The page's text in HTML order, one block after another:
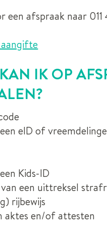
afspraak naar 011
IK OP
eID of
Kids-ID
een uittreksel
rijbewijs
aktes en/of attesten